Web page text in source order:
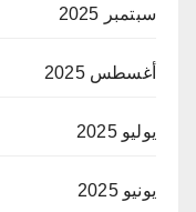
سبتمبر 2025
أغسطس 2025
يوليو 2025
يونيو 2025